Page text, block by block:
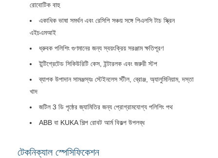
রোবোটিক বাহু
একাধিক ভাষা সমর্থন এবং রেসিপি সঞ্চয় সঙ্গে পিএলসি টাচ স্ক্রিন
এইচএমআই
ধ্রুবক পলিশিং গুণমানের জন্য স্বয়ংক্রিয় সরঞ্জাম ক্ষতিপূরণ
ইন্টিগ্রেটেড সিকিউরিটি কেস, ইন্টারলক এবং জরুরী স্টপ
ব্যাপক উপাদান সামঞ্জস্যঃ স্টেইনলেস স্টীল, ব্রোঞ্জ, অ্যালুমিনিয়াম, দস্তা
খাদ
জটিল 3 ডি পৃষ্ঠের জ্যামিতির জন্য প্রোগ্রামযোগ্য পলিশিং পথ
ABB বা KUKA শিল্প রোবট আর্ম বিকল্প উপলব্ধ
টেকনিক্যাল স্পেসিফিকেশন